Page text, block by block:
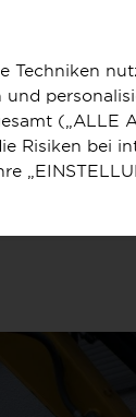
Techniken
(„ALLE
Risiken bei